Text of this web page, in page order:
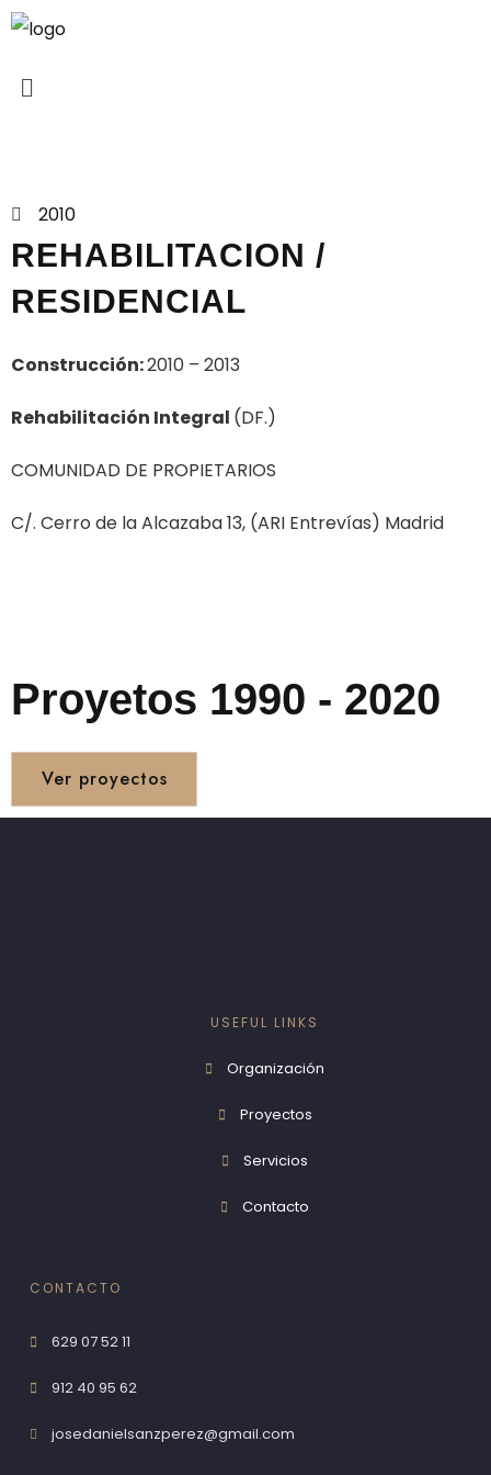
2010
REHABILITACION /
RESIDENCIAL
Construcción:2010 – 2013
Rehabilitación Integral (DF.)
COMUNIDAD DE PROPIETARIOS
C/. Cerro de la Alcazaba 13, (ARI Entrevías) Madrid
Proyetos 1990 - 2020
Ver proyectos
USEFUL LINKS
Organización
Proyectos
Servicios
Contacto
CONTACTO
629 07 52 11
912 40 95 62
josedanielsanzperez@gmail.com